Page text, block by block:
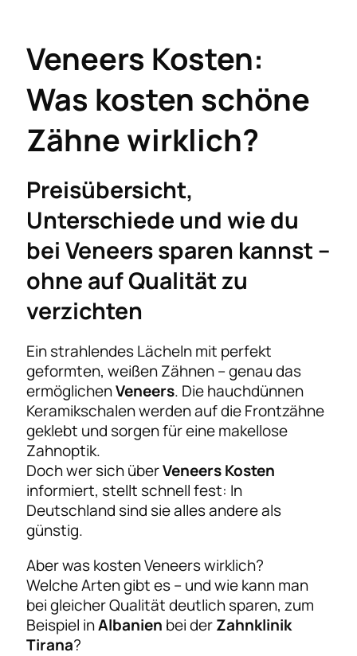
Veneers Kosten:
Was kosten schöne
Zähne wirklich?
Preisübersicht,
Unterschiede und wie du
bei Veneers sparen kannst –
ohne auf Qualität zu
verzichten
Ein strahlendes Lächeln mit perfekt
geformten, weißen Zähnen – genau das
ermöglichenVeneers. Die hauchdünnen
Keramikschalen werden auf die Frontzähne
geklebt und sorgen für eine makellose
Zahnoptik.
Doch wer sich überVeneers Kosten
informiert, stellt schnell fest: In
Deutschland sind sie alles andere als
günstig.
Aber was kosten Veneers wirklich?
Welche Arten gibt es – und wie kann man
bei gleicher Qualität deutlich sparen, zum
Beispiel inAlbanien bei derZahnklinik
Tirana?